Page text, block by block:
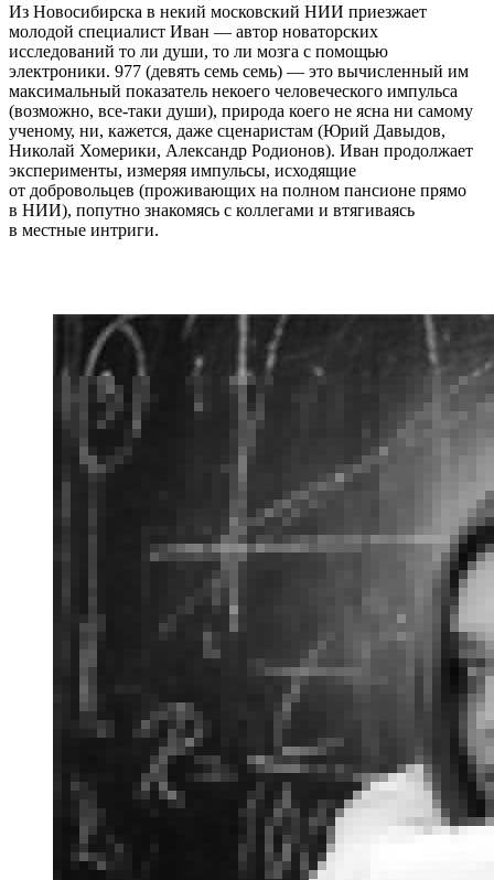
Из Новосибирска в некий московский НИИ приезжает
молодой специалист Иван — автор новаторских
исследований то ли души, то ли мозга с помощью
электроники. 977 (девять семь семь) — это вычисленный им
максимальный показатель некоего человеческого импульса
(возможно, все-таки души), природа коего не ясна ни самому
ученому, ни, кажется, даже сценаристам (Юрий Давыдов,
Николай Хомерики, Александр Родионов). Иван продолжает
эксперименты, измеряя импульсы, исходящие
от добровольцев (проживающих на полном пансионе прямо
в НИИ), попутно знакомясь с коллегами и втягиваясь
в местные интриги.